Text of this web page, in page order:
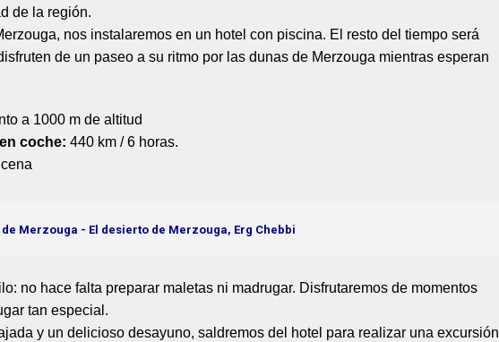
de la región.
nos instalaremos en un hotel con piscina. El resto del tiempo será
de un paseo a su ritmo por las dunas de Merzouga mientras esperan
a 1000 m de altitud
coche: 440 km / 6 horas.
cena
de Merzouga - El desierto de Merzouga, Erg Chebbi
no hace falta preparar maletas ni madrugar. Disfrutaremos de momentos
tan especial.
y un delicioso desayuno, saldremos del hotel para realizar una excursión